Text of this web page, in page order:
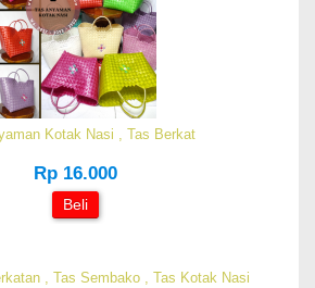
Kotak Nasi , Tas Berkat
Rp 16.000
Beli